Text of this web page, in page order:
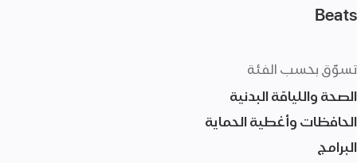
Beats
تسوّق بحسب الفئة
الصحة واللياقة البدنية
الحافظات وأغطية الحماية
البرامج